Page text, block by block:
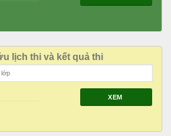
lịch thi và kết quả thi
XEM